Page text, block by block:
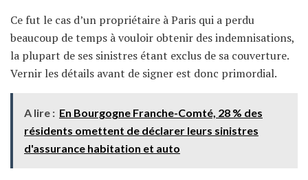
Ce fut le cas d’un propriétaire à Paris qui a perdu
beaucoup de temps à vouloir obtenir des indemnisations,
la plupart de ses sinistres étant exclus de sa couverture.
Vernir les détails avant de signer est donc primordial.
A lire : En Bourgogne Franche-Comté, 28 % des
résidents omettent de déclarer leurs sinistres
d'assurance habitation et auto